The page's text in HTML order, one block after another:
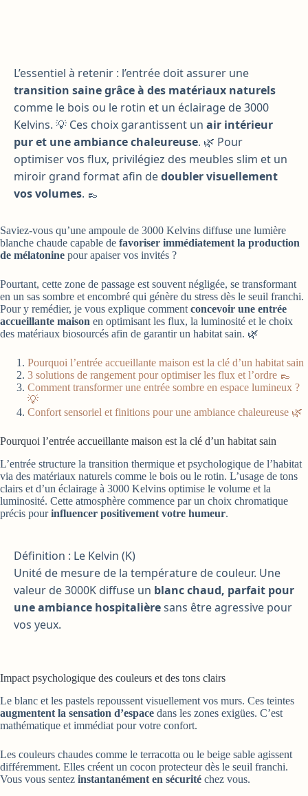
L’essentiel à retenir : l’entrée doit assurer une
transition saine grâce à des matériaux naturels
comme le bois ou le rotin et un éclairage de 3000
Kelvins. 💡 Ces choix garantissent un air intérieur
pur et une ambiance chaleureuse. 🌿 Pour
optimiser vos flux, privilégiez des meubles slim et un
miroir grand format afin dedoubler visuellement
vos volumes. 👞
Saviez-vous qu’une ampoule de 3000 Kelvins diffuse une lumière
blanche chaude capable de favoriser immédiatement la production
de mélatonine pour apaiser vos invités ?
Pourtant, cette zone de passage est souvent négligée, se transformant
en un sas sombre et encombré qui génère du stress dès le seuil franchi.
Pour y remédier, je vous explique comment concevoir une entrée
accueillante maison en optimisant les flux, la luminosité et le choix
des matériaux biosourcés afin de garantir un habitat sain. 🌿
Pourquoi l’entrée accueillante maison est la clé d’un habitat sain
3 solutions de rangement pour optimiser les flux et l’ordre 👞
Comment transformer une entrée sombre en espace lumineux ?
💡
Confort sensoriel et finitions pour une ambiance chaleureuse 🌿
Pourquoi l’entrée accueillante maison est la clé d’un habitat sain
L’entrée structure la transition thermique et psychologique de l’habitat
via des matériaux naturels comme le bois ou le rotin. L’usage de tons
clairs et d’un éclairage à 3000 Kelvins optimise le volume et la
luminosité. Cette atmosphère commence par un choix chromatique
précis pourinfluencer positivement votre humeur.
Définition : Le Kelvin (K)
Unité de mesure de la température de couleur. Une
valeur de 3000K diffuse un blanc chaud, parfait pour
une ambiance hospitalièresans être agressive pour
vos yeux.
Impact psychologique des couleurs et des tons clairs
Le blanc et les pastels repoussent visuellement vos murs. Ces teintes
augmentent la sensation d’espace dans les zones exigües. C’est
mathématique et immédiat pour votre confort.
Les couleurs chaudes comme le terracotta ou le beige sable agissent
différemment. Elles créent un cocon protecteur dès le seuil franchi.
Vous vous sentez instantanément en sécurité chez vous.